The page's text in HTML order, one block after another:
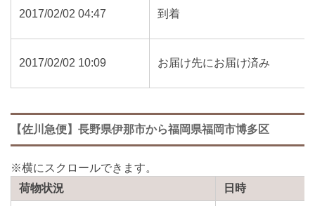
2017/02/02 04:47 到着
2017/02/02 10:09 お届け先にお届け済み
【佐川急便】長野県伊那市から福岡県福岡市博多区
荷物状況 日時